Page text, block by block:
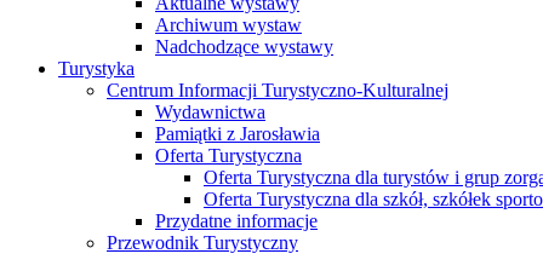
Archiwum wystaw
Nadchodzące wystawy
Turystyka
Centrum Informacji Turystyczno-Kulturalnej
Wydawnictwa
Pamiątki z Jarosławia
Oferta Turystyczna
Oferta Turystyczna dla turystów i grup
Oferta Turystyczna dla szkół, szkółek
Przydatne informacje
Przewodnik Turystyczny